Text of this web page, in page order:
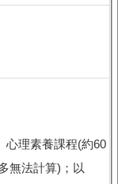
心理素養課程(約60
無法計算)；以